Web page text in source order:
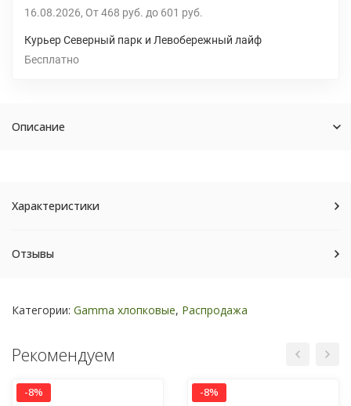
16.08.2026 От 468 руб. до 601 руб.
Курьер Северный парк и Левобережный лайф
Бесплатно
Описание
Характеристики
Отзывы
Категории: Gamma хлопковые, Распродажа
Рекомендуем
-8% -8%